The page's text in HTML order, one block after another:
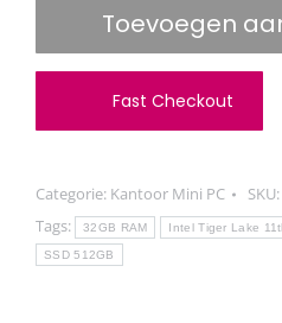
-
Alder
Lake
Processor
Toevoegen
Fast Checkout
Categorie: Kantoor Mini PC SKU:
Tags:
32GB RAM Intel Tiger Lake
SSD 512GB